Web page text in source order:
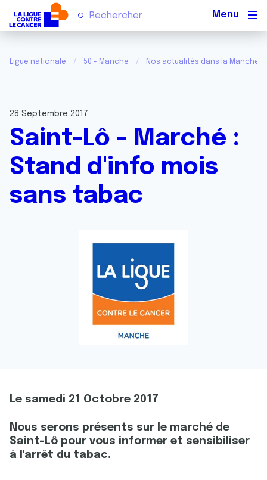
Ligue nationale 50 - Manche Nos actualités dans la Manche
28 Septembre 2017
Saint-Lô - Marché :
Stand d'info mois
sans tabac
Le samedi 21 Octobre 2017
Nous serons présents sur le marché de
Saint-Lô pour vous informer et sensibiliser
à l'arrêt du tabac.